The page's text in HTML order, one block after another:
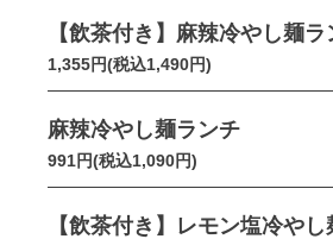
【飲茶付き】麻辣冷やし麺ラ
1,355円(税込1,490円)
麻辣冷やし麺ランチ
991円(税込1,090円)
【飲茶付き】レモン塩冷や